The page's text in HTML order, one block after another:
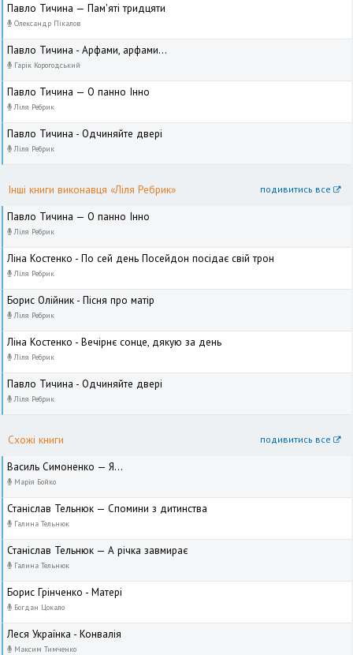
Павло Тичина — Пам'яті тридцяти
Олександр Пікалов
Павло Тичина - Арфами, арфами...
Гарік Корогодський
Павло Тичина — О панно Інно
Ліля Ребрик
Павло Тичина - Одчиняйте двері
Ліля Ребрик
Інші книги виконавця «Ліля Ребрик» подивитись все
Павло Тичина — О панно Інно
Ліля Ребрик
Ліна Костенко - По сей день Посейдон посідає свій трон
Ліля Ребрик
Борис Олійник - Пісня про матір
Ліля Ребрик
Ліна Костенко - Вечірнє сонце, дякую за день
Ліля Ребрик
Павло Тичина - Одчиняйте двері
Ліля Ребрик
Схожі книги подивитись все
Василь Симоненко — Я...
Марія Бойко
Станіслав Тельнюк — Спомини з дитинства
Галина Тельнюк
Станіслав Тельнюк — А річка завмирає
Галина Тельнюк
Борис Грінченко - Матері
Богдан Цокало
Леся Українка - Конвалія
Максим Тимченко